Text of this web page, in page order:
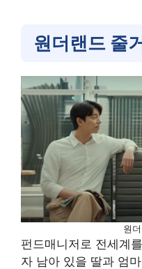
원더랜드 줄
원
펀드매니저로 전세계
자 남아 있을 딸과 엄